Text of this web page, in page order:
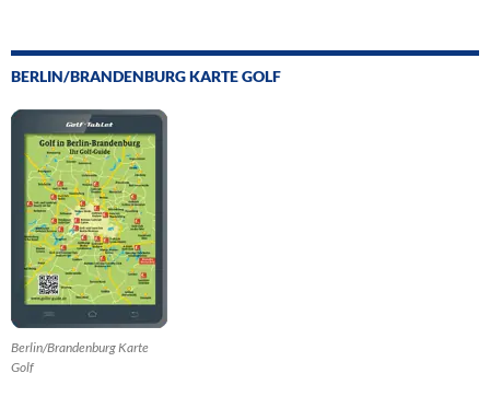
BERLIN/BRANDENBURG KARTE GOLF
Berlin/Brandenburg Karte
Golf